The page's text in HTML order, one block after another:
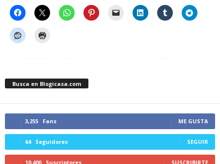
Busca en Blogicasa.com
3,255 Fans ME GUSTA
64 Seguidores SEGUIR
10,400 Suscriptores SUSCRIBIRTE